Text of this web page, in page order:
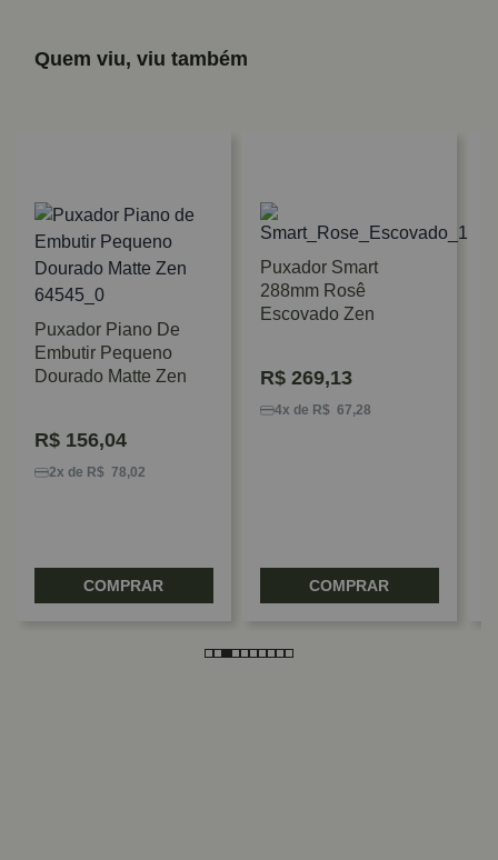
Quem viu, viu também
Puxador Piano De
Embutir Pequeno
Dourado Matte Zen
R$ 156,04
2x de R$ 78,02
COMPRAR
Puxador Smart
288mm Rosê
Escovado Zen
R$ 269,13
4x de R$ 67,28
COMPRAR